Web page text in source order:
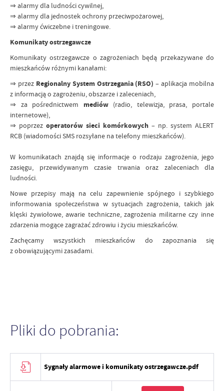
⇒ alarmy dla ludności cywilnej,
⇒ alarmy dla jednostek ochrony przeciwpożarowej,
⇒ alarmy ćwiczebne i treningowe.
Komunikaty ostrzegawcze
Komunikaty ostrzegawcze o zagrożeniach będą przekazywane do
mieszkańców różnymi kanałami:
⇒ przez Regionalny System Ostrzegania (RSO) – aplikacja mobilna
z informacją o zagrożeniu, obszarze i zaleceniach,
⇒ za pośrednictwem mediów (radio, telewizja, prasa, portale
internetowe),
⇒ poprzez operatorów sieci komórkowych – np. system ALERT
RCB (wiadomości SMS rozsyłane na telefony mieszkańców).
W komunikatach znajdą się informacje o rodzaju zagrożenia, jego
zasięgu, przewidywanym czasie trwania oraz zaleceniach dla
ludności.
Nowe przepisy mają na celu zapewnienie spójnego i szybkiego
informowania społeczeństwa w sytuacjach zagrożenia, takich jak
klęski żywiołowe, awarie techniczne, zagrożenia militarne czy inne
zdarzenia mogące zagrażać zdrowiu i życiu mieszkańców.
Zachęcamy wszystkich mieszkańców do zapoznania się
z obowiązującymi zasadami.
Pliki do pobrania:
Sygnały alarmowe i komunikaty ostrzegawcze.pdf